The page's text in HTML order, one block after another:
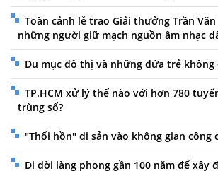
Toàn cảnh lễ trao Giải thưởng Trần
những người giữ mạch nguồn âm nhạc
Du mục đô thị và những đứa trẻ không
TP.HCM xử lý thế nào với hơn 780
trùng số?
"Thổi hồn" di sản vào không gian công
Di dời làng phong gần 100 năm để xây